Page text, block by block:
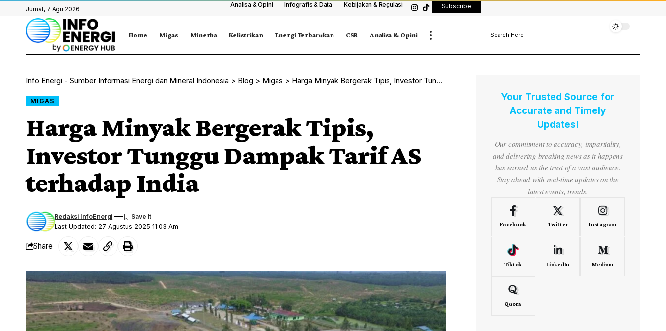
Jumat, 7 Agu 2026
Analisa & Opini Infografis & Data Kebijakan & Regulasi Subscribe
Home Migas Minerba Kelistrikan Energi Terbarukan CSR Analisa & Opini Search Here
Info Energi - Sumber Informasi Energi dan Mineral Indonesia > Blog > Migas > Harga Minyak Bergerak Tipis, Investor Tunggu Dampak Tarif AS terhadap India
MIGAS
Harga Minyak Bergerak Tipis,
Investor Tunggu Dampak Tarif AS
terhadap India
Last Updated: 27 Agustus 2025 11:03 Am
Redaksi InfoEnergi
Share
Your Trusted Source for
Accurate and Timely
Updates!
Our commitment to accuracy, impartiality,
and delivering breaking news as it happens
has earned us the trust of a vast audience.
Stay ahead with real-time updates on the
latest events, trends.
Facebook Twitter Instagram
Tiktok LinkedIn Medium
Quora